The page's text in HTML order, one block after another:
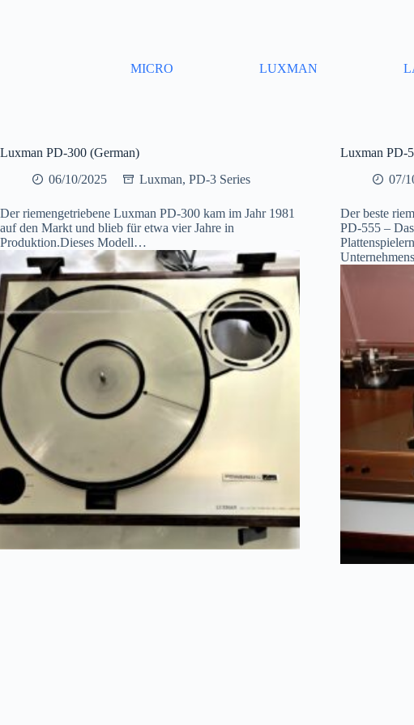
MICRO LUXMAN
Luxman PD-300 (German)
06/10/2025
Luxman, PD-3 Series
Der riemengetriebene Luxman PD-300 kam im Jahr 1981
auf den Markt und blieb für etwa vier Jahre in
Produktion.Dieses Modell…
Luxman PD-
07/
Der beste
PD-555 –